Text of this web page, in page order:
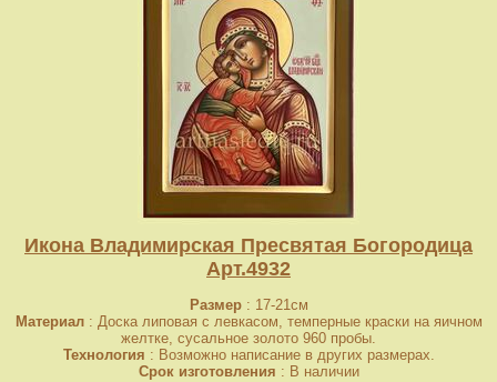
Икона Владимирская Пресвятая Богородица
Арт.4932
Размер: 17-21см
Материал: Доска липовая с левкасом, темперные краски на яичном
желтке, сусальное золото 960 пробы.
Технология : Возможно написание в других размерах.
Срок изготовления : В наличии